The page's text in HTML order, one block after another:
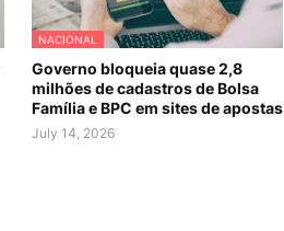
NACIONAL
Governo bloqueia quase 2,8
milhões de cadastros de Bolsa
Família e BPC em sites de apostas
July 14, 2026